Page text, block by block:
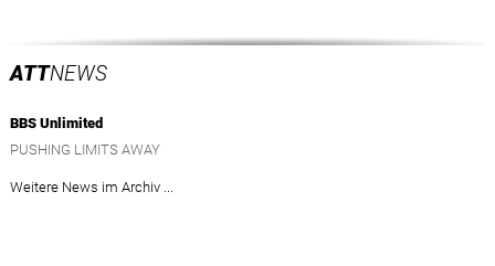
ATTNEWS
BBS Unlimited
PUSHING LIMITS AWAY
Weitere News im Archiv ...